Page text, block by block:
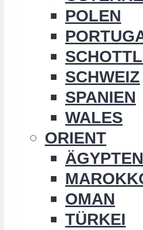
POLEN
SCHWEIZ
SPANIEN
WALES
ORIENT
ÄGYPTEN
OMAN
TÜRKEI